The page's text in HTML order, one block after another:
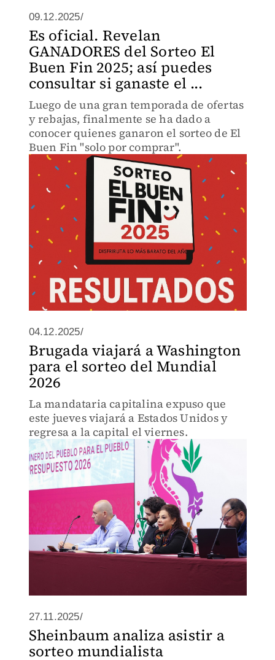
09.12.2025/
Es oficial. Revelan
GANADORES del Sorteo El
Buen Fin 2025; así puedes
consultar si ganaste el ...
Luego de una gran temporada de ofertas
y rebajas, finalmente se ha dado a
conocer quienes ganaron el sorteo de El
Buen Fin "solo por comprar".
04.12.2025/
Brugada viajará a Washington
para el sorteo del Mundial
2026
La mandataria capitalina expuso que
este jueves viajará a Estados Unidos y
regresa a la capital el viernes.
27.11.2025/
Sheinbaum analiza asistir a
sorteo mundialista